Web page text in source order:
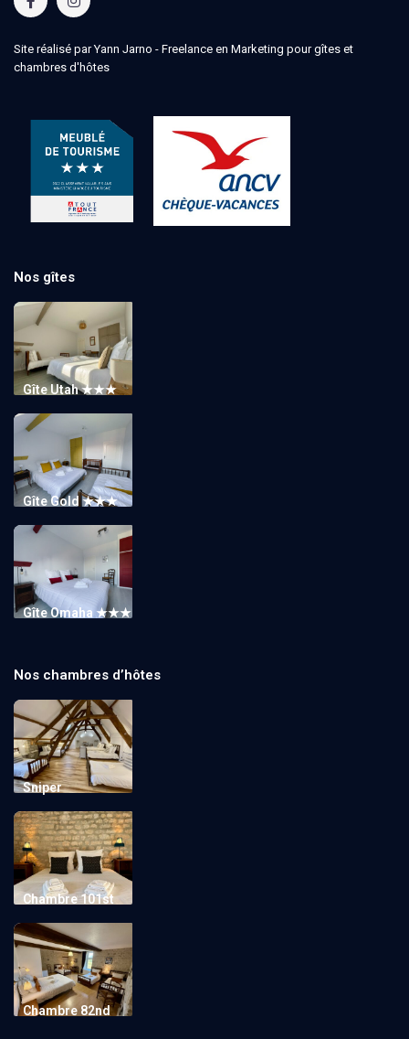
Site réalisé par Yann Jarno - Freelance en Marketing pour gîtes et
chambres d'hôtes
Nos gîtes
Gîte Utah ★★★
Gîte Gold ★★★
Gîte Omaha ★★★
Nos chambres d’hôtes
Sniper
Chambre 101st
Chambre 82nd